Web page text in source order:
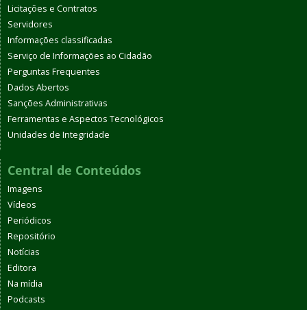
Licitações e Contratos
Servidores
Informações classificadas
Serviço de Informações ao Cidadão
Perguntas Frequentes
Dados Abertos
Sanções Administrativas
Ferramentas e Aspectos Tecnológicos
Unidades de Integridade
Central de Conteúdos
Imagens
Vídeos
Periódicos
Repositório
Notícias
Editora
Na mídia
Podcasts